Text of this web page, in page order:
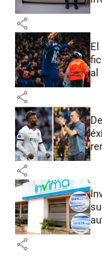
share
El
al
share
share
share